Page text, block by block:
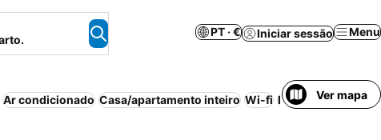
PT · € Iniciar sessão Menu
Ar condicionado Casa/apartamento inteiro Wi-fi Praia Aparthotel
Ver mapa